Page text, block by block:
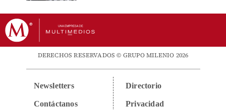
DERECHOS RESERVADOS © GRUPO MILENIO 2026
Newsletters
Contáctanos
Directorio
Privacidad